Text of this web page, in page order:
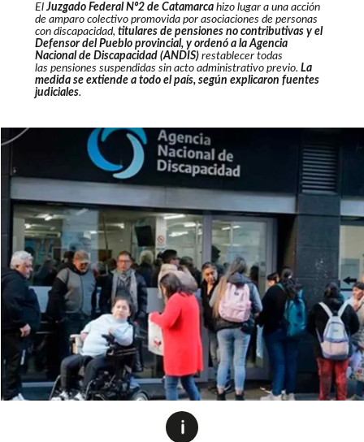
ElJuzgado Federal Nº2 de Catamarcahizo lugar a una acción
de amparo colectivo promovida por asociaciones de personas
con discapacidad, titulares de pensiones no contributivas y el
Defensor del Pueblo provincial, y ordenó a la Agencia
Nacional de Discapacidad (ANDIS)restablecer todas
las pensiones suspendidas sin acto administrativo previo. La
medida se extiende a todo el país, según explicaron fuentes
judiciales.